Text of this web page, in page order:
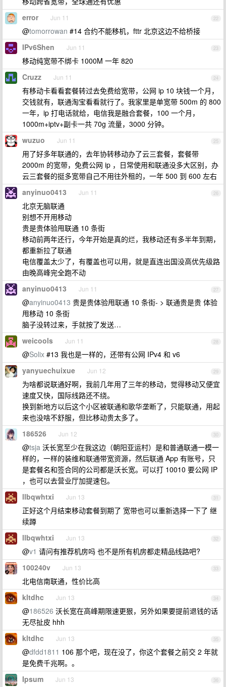
22
error Jun 11
@tomorrowan #14 合约不能移机，fttr 北京这边不给桥接
23
IPv6Shen Jun 11
移动纯宽带不绑卡 1000M 一年 820
24
Cruzz Jun 11
有移动卡看看套餐转过去免费给宽带，公网 ip 10 块钱一个月，
交钱就有，联通淘宝看看就行了。我家里是单宽带 500m 的 800
一年，ip 打电话就给，电信我是融合套餐，100 一个月，
1000m+iptv+副卡一共 70g 流量，3000 分钟。
25
wuzuo Jun 11
用了好多年联通的，去年协转移动办了云三套餐，套餐带
2000m 的宽带，免费公网 ip ，日常使用和联通没多大区别，办
云三套餐的挺多宽带自己不用往外租的，一年 500 到 600 左右
26
anyinuo0413 Jun 11
北京无脑联通
别想不开用移动
贵是贵体验甩联通 10 条街
移动前两年还行，今年开始是真的烂，我移动还有多半年到期，
都重新拉了联通
电信覆盖太少了，有覆盖也可以用，就是直连出国没高优先级路
由晚高峰完全跑不动
27
anyinuo0413 Jun 11
@anyinuo0413 贵是贵体验甩联通 10 条街- > 联通贵是贵 体验
甩移动 10 条街
脑子没转过来，手就按了发送…
28
weicools Jun 11
@Solix #13 我也是一样的，还带有公网 IPv4 和 v6
29
yanyuechuixue Jun 12
为啥都说联通好啊，我前几年用了三年的移动，觉得移动又便宜
速度又快，国际线路还不绕。
换到新地方以后这个小区被联通和歌华垄断了，只能联通，用起
来也没啥不舒服，但比移动贵太多了。
30
186526 Jun 12
@tsja 沃长宽至少在我这边（朝阳亚运村）是和普通联通一模一
样的，一样的装维和联通带宽资源，然后联通 App 有账号，只
是套餐名和签合同的公司都是沃长宽。可以打 10010 要公网 IP
，也可以去营业厅加提速包。
31
llbqwhtxi Jun 13
正好这个月结束移动套餐到期了 宽带也可以重新选择一下了 继
续蹲
32
llbqwhtxi Jun 13
@v1 请问有推荐机房吗 也不是所有机房都走精品线路吧?
33
100240v Jun 13
北电信南联通，性价比高
34
kltdhc Jun 13
@186526 沃长宽在高峰期限速更狠，另外如果要提前退钱的话
无尽扯皮 hhh
35
kltdhc Jun 13
@dfdd1811 106 那个吧，现在没了，你这个套餐之前交 2 年就
是免费千兆啊。。
36
Ipsum Jun 13